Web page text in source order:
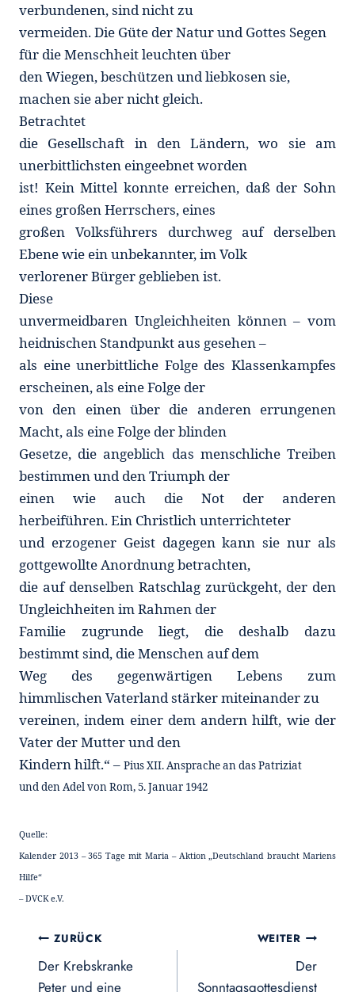
verbundenen, sind nicht zu
vermeiden. Die Güte der Natur und Gottes Segen
für die Menschheit leuchten über
den Wiegen, beschützen und liebkosen sie,
machen sie aber nicht gleich.
Betrachtet
die Gesellschaft in den Ländern, wo sie am
unerbittlichsten eingeebnet worden
ist! Kein Mittel konnte erreichen, daß der Sohn
eines großen Herrschers, eines
großen Volksführers durchweg auf derselben
Ebene wie ein unbekannter, im Volk
verlorener Bürger geblieben ist.
Diese
unvermeidbaren Ungleichheiten können – vom
heidnischen Standpunkt aus gesehen –
als eine unerbittliche Folge des Klassenkampfes
erscheinen, als eine Folge der
von den einen über die anderen errungenen
Macht, als eine Folge der blinden
Gesetze, die angeblich das menschliche Treiben
bestimmen und den Triumph der
einen wie auch die Not der anderen
herbeiführen. Ein Christlich unterrichteter
und erzogener Geist dagegen kann sie nur als
gottgewollte Anordnung betrachten,
die auf denselben Ratschlag zurückgeht, der den
Ungleichheiten im Rahmen der
Familie zugrunde liegt, die deshalb dazu
bestimmt sind, die Menschen auf dem
Weg des gegenwärtigen Lebens zum
himmlischen Vaterland stärker miteinander zu
vereinen, indem einer dem andern hilft, wie der
Vater der Mutter und den
Kindern hilft.“ – Pius XII. Ansprache an das Patriziat
und den Adel von Rom, 5. Januar 1942
Quelle:
Kalender 2013 – 365 Tage mit Maria – Aktion „Deutschland braucht Mariens
Hilfe“
– DVCK e.V.
Beitragsnavigation
ZURÜCK
Der Krebskranke
Peter und eine
WEITER
Der
Sonntagsgottesdienst